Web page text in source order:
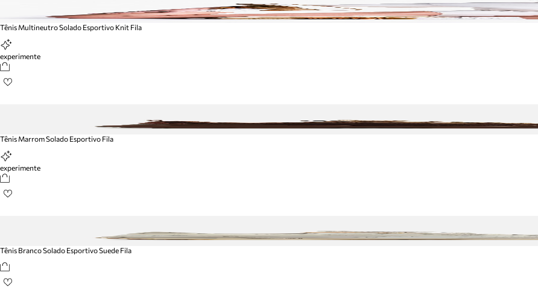
Tênis Multineutro Solado Esportivo Knit Fila
experimente
Tênis Marrom Solado Esportivo Fila
experimente
Tênis Branco Solado Esportivo Suede Fila